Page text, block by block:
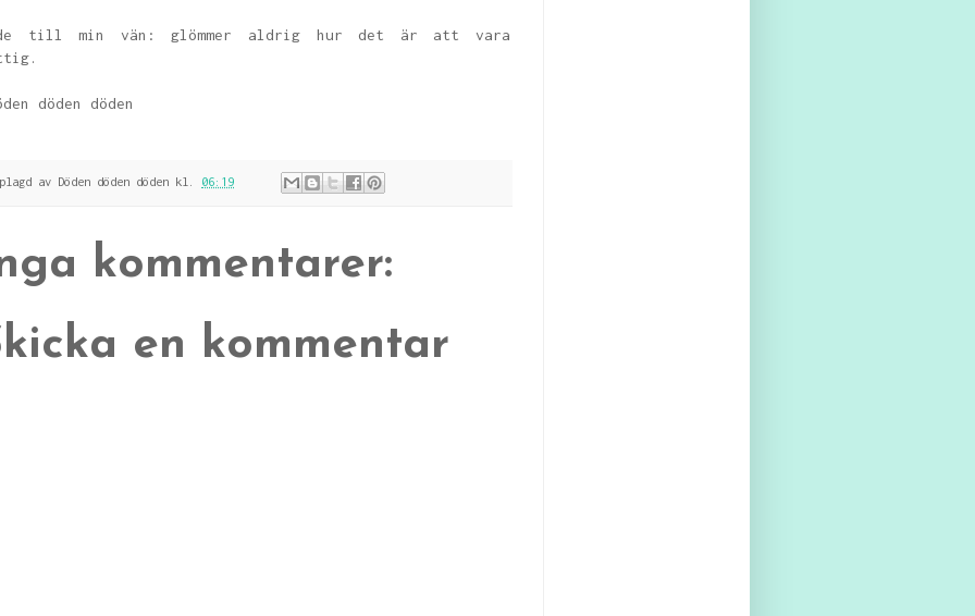
till min vän: glömmer aldrig hur det är att vara
döden döden
av Döden döden döden kl. 06:19
kommentarer:
en kommentar